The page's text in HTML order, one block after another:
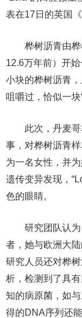
表在17日的英国《
桦树沥青由桦
12.6万年前）开
小块的桦树沥青
咀嚼过，恰似一块
此次，丹麦哥
事，对桦树沥青
为一名女性，并
遗传变异发现，
色的眼睛。
研究团队认为
者，她与欧洲大
研究人员还对桦
析，检测到了具
知的病原菌，如
得的DNA序列还